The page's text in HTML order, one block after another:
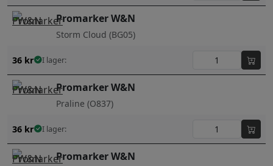
Promarker W&N
Storm Cloud (BG05)
36 kr I lager:
Promarker W&N
Praline (O837)
36 kr I lager:
Promarker W&N